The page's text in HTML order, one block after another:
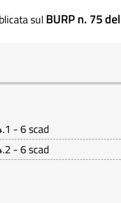
sul BURP n. 75
- 6 scad
- 6 scad